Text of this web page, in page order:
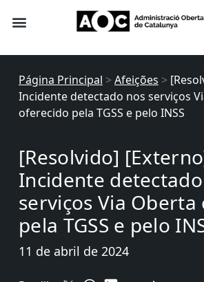
Página Principal >Afeições >
Incidente detectado nos serviços
oferecido pela TGSS e pelo INSS
[Resolvido]
Incidente
serviços Via
pela TGSS e pelo
11 de abril de 2024